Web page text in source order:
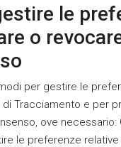
le
o
per gestire le
di Tracciamento e per
ove necessario:
le preferenze